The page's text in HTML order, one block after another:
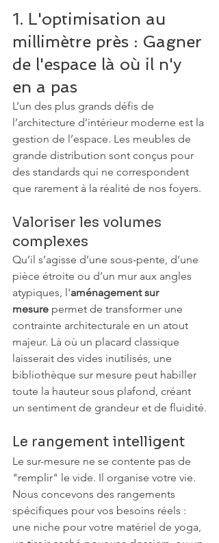
1. L'optimisation au
millimètre près : Gagner
de l'espace là où il n'y
en a pas
L’un des plus grands défis de
l’architecture d’intérieur moderne est la
gestion de l’espace. Les meubles de
grande distribution sont conçus pour
des standards qui ne correspondent
que rarement à la réalité de nos foyers.
Valoriser les volumes
complexes
Qu’il s’agisse d’une sous-pente, d’une
pièce étroite ou d’un mur aux angles
atypiques, l'aménagement sur
mesure permet de transformer une
contrainte architecturale en un atout
majeur. Là où un placard classique
laisserait des vides inutilisés, une
bibliothèque sur mesure peut habiller
toute la hauteur sous plafond, créant
un sentiment de grandeur et de fluidité.
Le rangement intelligent
Le sur-mesure ne se contente pas de
"remplir" le vide. Il organise votre vie.
Nous concevons des rangements
spécifiques pour vos besoins réels :
une niche pour votre matériel de yoga,